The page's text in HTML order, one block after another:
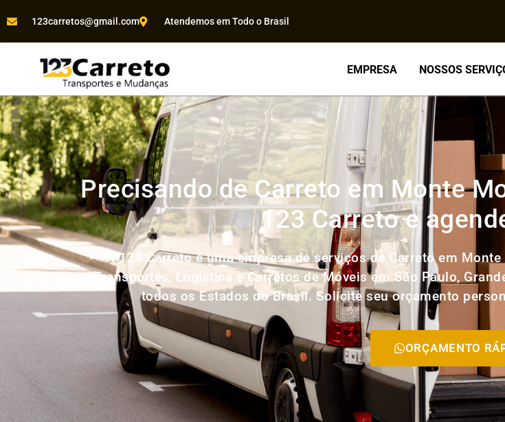
123carretos@gmail.com Atendemos em Todo o Brasil
EMPRESA NOSSOS
Precisando de Carreto em Monte
123 Carreto e
A 123 Carreto é uma empresa de serviços de Carreto em
Transportes, Logística e Carretos de Móveis em São Paulo,
todos os Estados do Brasil. Solicite seu orçamento
ORÇAMENTO